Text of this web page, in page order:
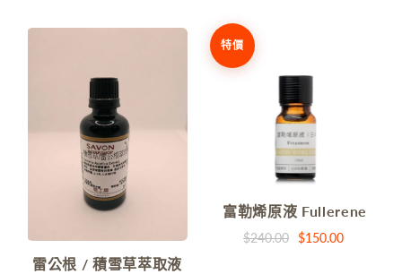
雷公根 / 積雪草萃取液
特價
富勒烯原液 Fullerene
$240.00 $150.00